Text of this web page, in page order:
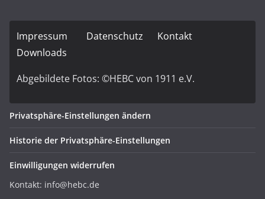
Impressum Datenschutz
Kontakt
Downloads
Abgebildete Fotos: ©HEBC von 1911 e.V.
Privatsphäre-Einstellungen ändern
Historie der Privatsphäre-Einstellungen
Einwilligungen widerrufen
Kontakt: info@hebc.de